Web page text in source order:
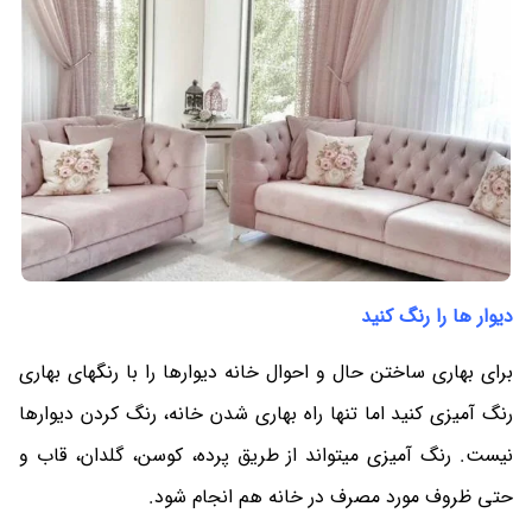
دیوار ها را رنگ کنید
برای بهاری ساختن حال و احوال خانه دیوارها را با رنگهای بهاری
رنگ آمیزی کنید اما تنها راه بهاری شدن خانه، رنگ کردن دیوارها
نیست. رنگ آمیزی میتواند از طریق پرده، کوسن، گلدان، قاب و
حتی ظروف مورد مصرف در خانه هم انجام شود.